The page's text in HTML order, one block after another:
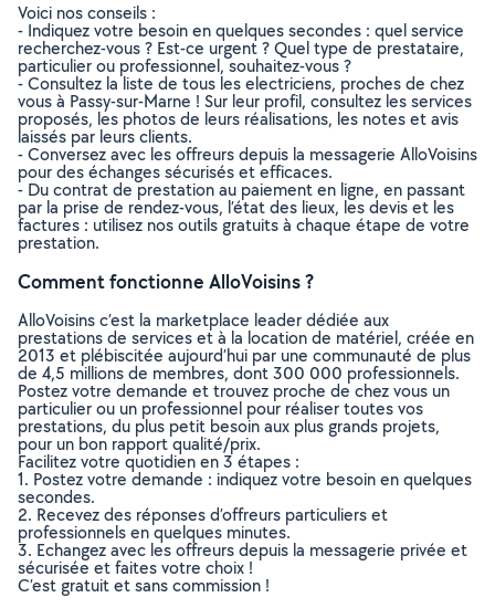
Voici nos conseils :
- Indiquez votre besoin en quelques secondes : quel service
recherchez-vous ? Est-ce urgent ? Quel type de prestataire,
particulier ou professionnel, souhaitez-vous ?
- Consultez la liste de tous les electriciens, proches de chez
vous à Passy-sur-Marne ! Sur leur profil, consultez les services
proposés, les photos de leurs réalisations, les notes et avis
laissés par leurs clients.
- Conversez avec les offreurs depuis la messagerie AlloVoisins
pour des échanges sécurisés et efficaces.
- Du contrat de prestation au paiement en ligne, en passant
par la prise de rendez-vous, l’état des lieux, les devis et les
factures : utilisez nos outils gratuits à chaque étape de votre
prestation.
Comment fonctionne AlloVoisins ?
AlloVoisins c’est la marketplace leader dédiée aux
prestations de services et à la location de matériel, créée en
2013 et plébiscitée aujourd’hui par une communauté de plus
de 4,5 millions de membres, dont 300 000 professionnels.
Postez votre demande et trouvez proche de chez vous un
particulier ou un professionnel pour réaliser toutes vos
prestations, du plus petit besoin aux plus grands projets,
pour un bon rapport qualité/prix.
Facilitez votre quotidien en 3 étapes :
1. Postez votre demande : indiquez votre besoin en quelques
secondes.
2. Recevez des réponses d’offreurs particuliers et
professionnels en quelques minutes.
3. Echangez avec les offreurs depuis la messagerie privée et
sécurisée et faites votre choix !
C’est gratuit et sans commission !